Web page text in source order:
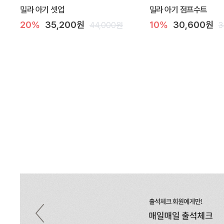
밀라 아기 셋업
20% 35,200원 44,000원
밀라 아기 점프수트
10% 30,600원